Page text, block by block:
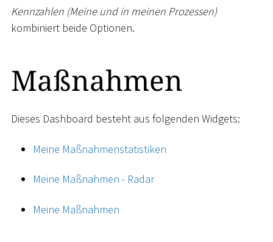
Kennzahlen (Meine und in meinen Prozessen)
kombiniert beide Optionen.
Maßnahmen
Dieses Dashboard besteht aus folgenden Widgets:
Meine Maßnahmenstatistiken
Meine Maßnahmen - Radar
Meine Maßnahmen